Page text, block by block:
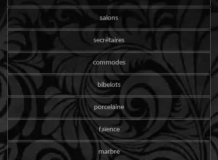
salons
secrétaires
commodes
bibelots
porcelaine
faïence
marbre